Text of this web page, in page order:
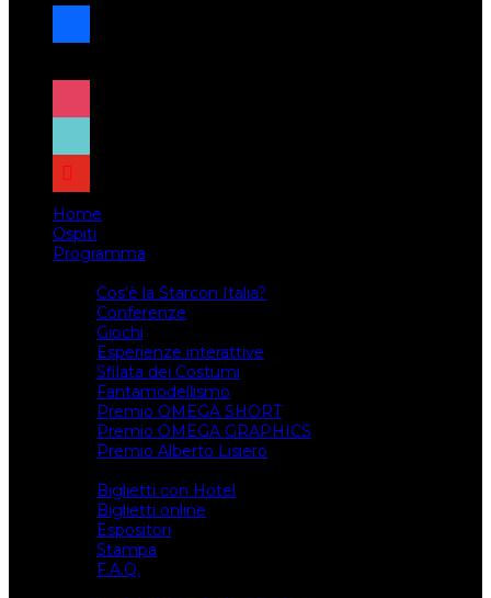
facebook
x
instagram
tiktok
youtube
Home
Ospiti
Programma
Cos’è la Starcon Italia?
Conferenze
Giochi
Esperienze interattive
Sfilata dei Costumi
Fantamodellismo
Premio OMEGA SHORT
Premio OMEGA GRAPHICS
Premio Alberto Lisiero
Biglietti con Hotel
Biglietti online
Espositori
Stampa
F.A.Q.